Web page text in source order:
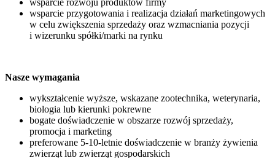
wsparcie rozwoju produktów firmy
wsparcie przygotowania i realizacja działań marketingowych
w celu zwiększenia sprzedaży oraz wzmacniania pozycji
i wizerunku spółki/marki na rynku
Nasze wymagania
wykształcenie wyższe, wskazane zootechnika, weterynaria,
biologia lub kierunki pokrewne
bogate doświadczenie w obszarze rozwój sprzedaży,
promocja i marketing
preferowane 5-10-letnie doświadczenie w branży żywienia
zwierząt lub zwierząt gospodarskich